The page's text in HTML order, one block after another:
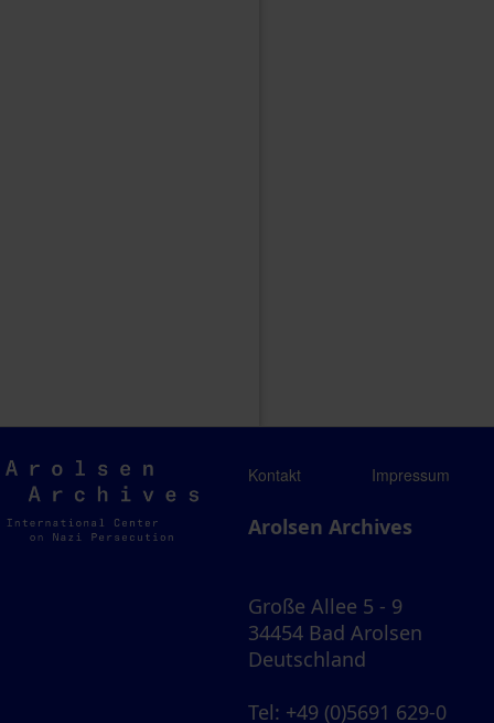
Arolsen
Archives
Kontakt Impressum
Arolsen Archives
Große Allee 5 - 9
34454 Bad Arolsen
Deutschland
Tel: +49 (0)5691 629-0